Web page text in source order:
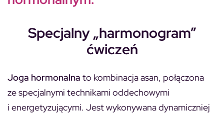
Specjalny „harmonogram”
ćwiczeń
Joga hormonalna to kombinacja asan, połączona
ze specjalnymi technikami oddechowymi
i energetyzującymi. Jest wykonywana dynamiczniej